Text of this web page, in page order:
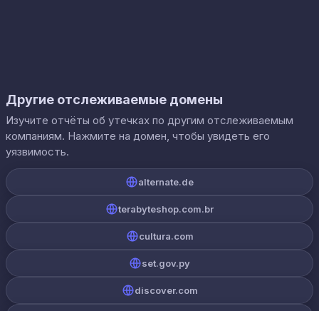
Другие отслеживаемые домены
Изучите отчёты об утечках по другим отслеживаемым
компаниям. Нажмите на домен, чтобы увидеть его
уязвимость.
alternate.de
terabyteshop.com.br
cultura.com
set.gov.py
discover.com